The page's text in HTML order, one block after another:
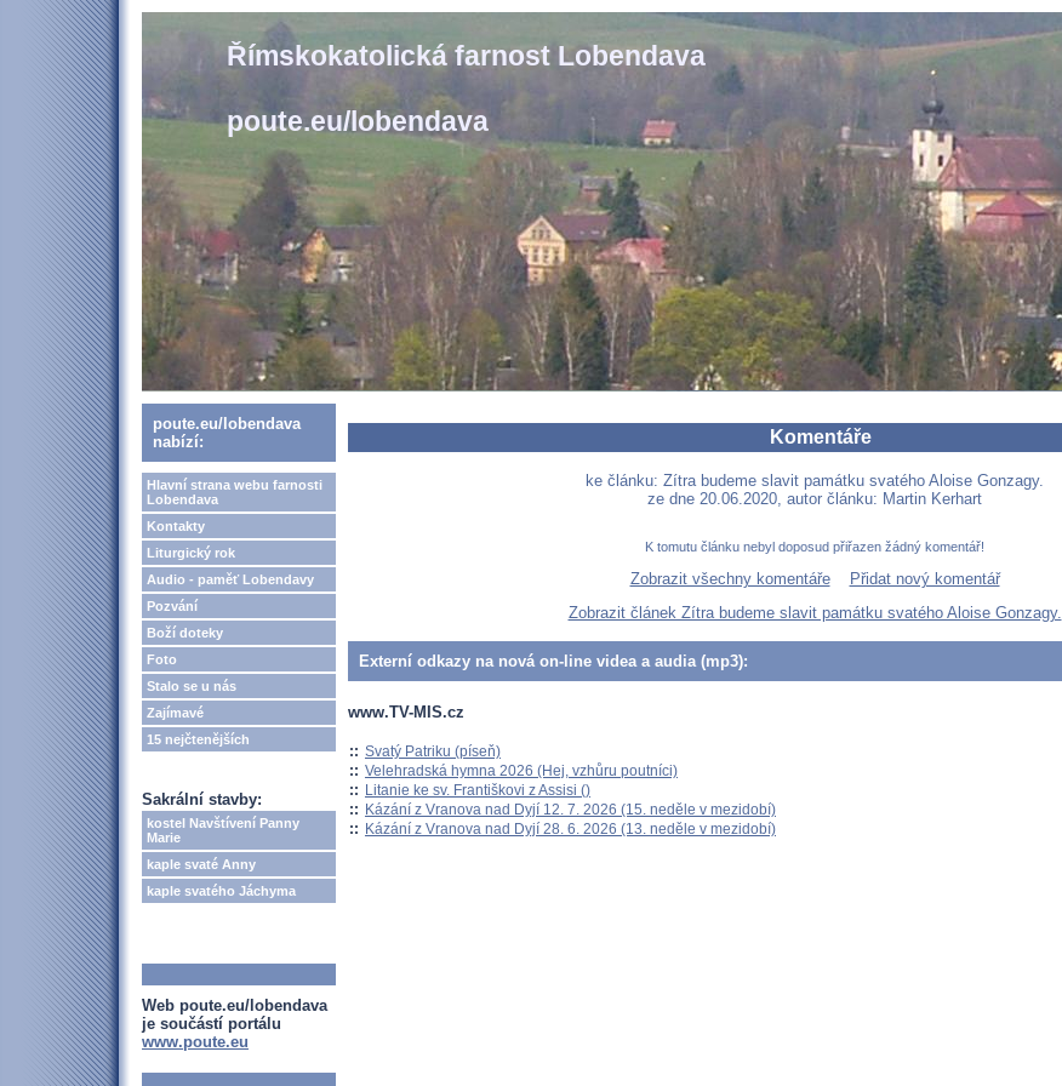
Římskokatolická farnost Lobendava
poute.eu/lobendava
poute.eu/lobendava
nabízí:
Hlavní strana webu farnosti
Lobendava
Kontakty
Liturgický rok
Audio - paměť Lobendavy
Pozvání
Boží doteky
Foto
Stalo se u nás
Zajímavé
15 nejčtenějších
Sakrální stavby:
kostel Navštívení Panny
Marie
kaple svaté Anny
kaple svatého Jáchyma
Web poute.eu/lobendava
je součástí portálu
www.poute.eu
Komentáře
ke článku: Zítra budeme slavit památku svatého Aloise Gonzagy.
ze dne 20.06.2020, autor článku: Martin Kerhart
K tomutu článku nebyl doposud přiřazen žádný komentář!
Zobrazit všechny komentáře
Přidat nový komentář
Zobrazit článek Zítra budeme slavit památku svatého Aloise Gonzagy.
Externí odkazy na nová on-line videa a audia (mp3):
www.TV-MIS.cz
:: Svatý Patriku (píseň)
:: Velehradská hymna 2026 (Hej, vzhůru poutníci)
:: Litanie ke sv. Františkovi z Assisi ()
:: Kázání z Vranova nad Dyjí 12. 7. 2026 (15. neděle v mezidobí)
:: Kázání z Vranova nad Dyjí 28. 6. 2026 (13. neděle v mezidobí)